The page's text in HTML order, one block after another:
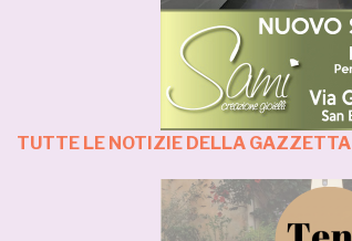
TUTTE LE NOTIZIE DELLA GAZZETTA